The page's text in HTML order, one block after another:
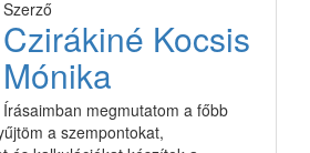
Szerző
Czirákiné Kocsis
Mónika
Írásaimban megmutatom a főbb
a szempontokat,